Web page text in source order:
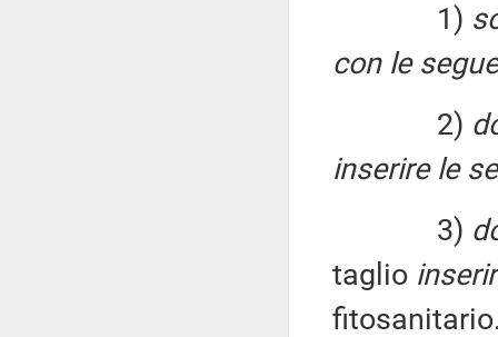
1)
con le
2)
inserire le
3)
taglio